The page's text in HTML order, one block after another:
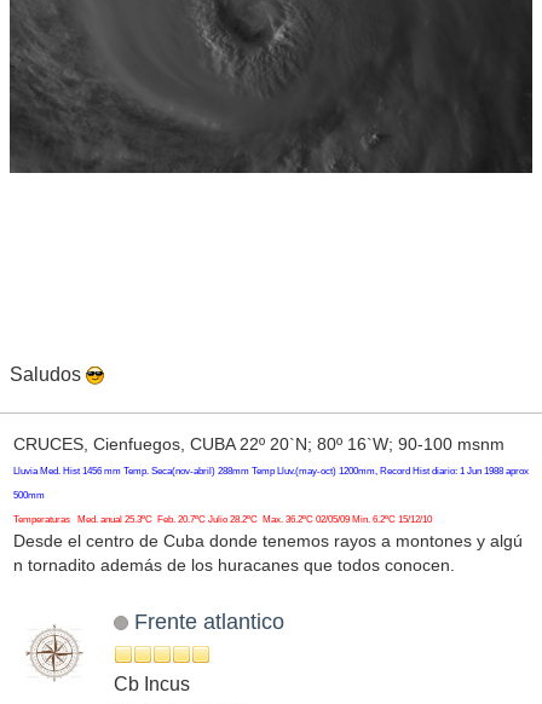
Saludos
CRUCES, Cienfuegos, CUBA 22º 20`N; 80º 16`W; 90-100 msnm
Lluvia Med. Hist 1456 mm Temp. Seca(nov-abril) 288mm Temp Lluv.(may-oct) 1200mm, Record Hist diario: 1 Jun 1988 aprox
500mm
Temperaturas Med. anual 25.3ºC Feb. 20.7ºC Julio 28.2ºC Max. 36.2ºC 02/05/09 Min. 6.2ºC 15/12/10
Desde el centro de Cuba donde tenemos rayos a montones y algú
n tornadito además de los huracanes que todos conocen.
Frente atlantico
Cb Incus